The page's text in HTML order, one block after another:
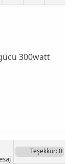
300watt
Teşekkür: 0